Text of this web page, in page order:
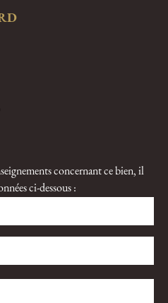
concernant ce bien, il
ci-dessous :